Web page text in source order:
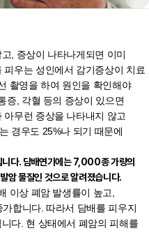
, 증상이 나타나게되면 이미
우는 성인에서 감기증상이 치료
촬영을 하여 원인을 확인해야
증, 각혈 등의 증상이 있으면
무런 증상을 나타내지 않고
경우도 25%나 되기 때문에
니다. 담배연기에는 7,000종 가량의
암 물질인 것으로 알려졌습니다.
이상 폐암 발생률이 높고,
합니다. 따라서 담배를 피우지
다. 현 상태에서 폐암의 피해를